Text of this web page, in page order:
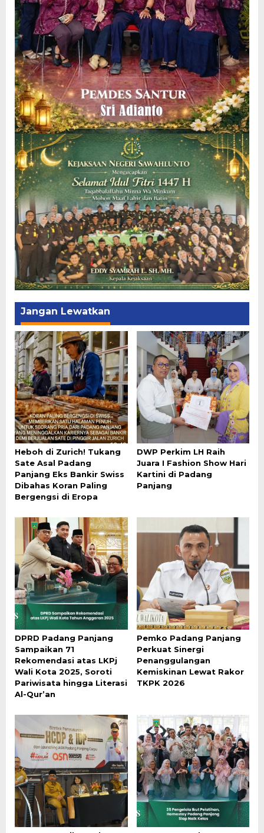
Jangan Lewatkan
Heboh di Zurich! Tukang
Sate Asal Padang
Panjang Eks Bankir Swiss
Dibahas Koran Paling
Bergengsi di Eropa
DWP Perkim LH Raih
Juara I Fashion Show Hari
Kartini di Padang
Panjang
DPRD Padang Panjang
Sampaikan 71
Rekomendasi atas LKPj
Wali Kota 2025, Soroti
Pariwisata hingga Literasi
Al-Qur’an
Pemko Padang Panjang
Perkuat Sinergi
Penanggulangan
Kemiskinan Lewat Rakor
TKPK 2026